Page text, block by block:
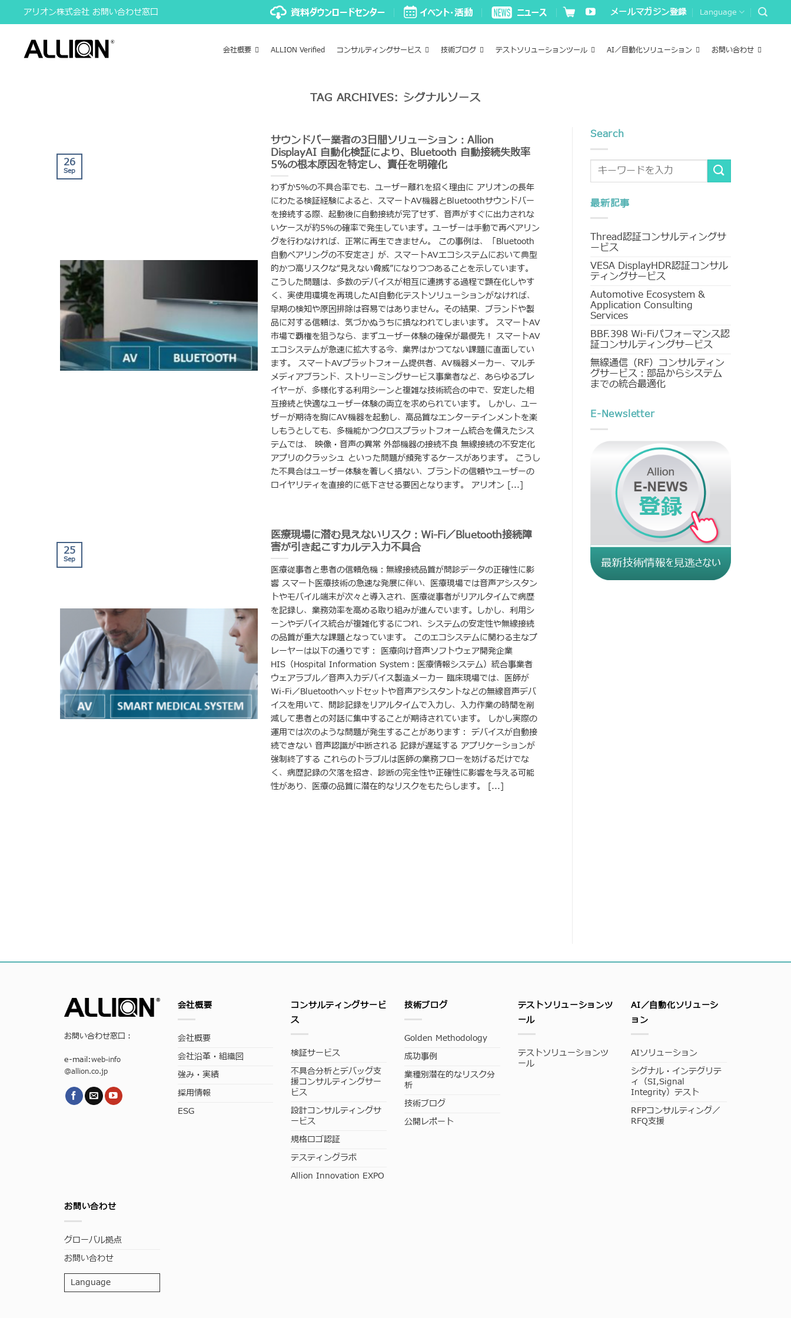
to
content
アリオン株式会社 お問い合わせ窓口 メールマガジン登録 Language
会社概要 ALLION Verified コンサルティングサービス 技術ブログ テストソリューションツール AI／自動化ソリューション お問い合わせ
TAG ARCHIVES: シグナルソース
サウンドバー業者の3日間ソリューション：Allion
DisplayAI 自動化検証により、Bluetooth 自動接続失敗率
5％の根本原因を特定し、責任を明確化
わずか5％の不具合率でも、ユーザー離れを招く理由に アリオンの長年
にわたる検証経験によると、スマートAV機器とBluetoothサウンドバー
を接続する際、起動後に自動接続が完了せず、音声がすぐに出力されな
いケースが約5％の確率で発生しています。ユーザーは手動で再ペアリン
グを行わなければ、正常に再生できません。 この事例は、「Bluetooth
自動ペアリングの不安定さ」が、スマートAVエコシステムにおいて典型
的かつ高リスクな“見えない脅威”になりつつあることを示しています。
こうした問題は、多数のデバイスが相互に連携する過程で顕在化しやす
く、実使用環境を再現したAI自動化テストソリューションがなければ、
早期の検知や原因排除は容易ではありません。その結果、ブランドや製
品に対する信頼は、気づかぬうちに損なわれてしまいます。 スマートAV
市場で覇権を狙うなら、まずユーザー体験の確保が最優先！ スマートAV
エコシステムが急速に拡大する今、業界はかつてない課題に直面してい
ます。 スマートAVプラットフォーム提供者、AV機器メーカー、マルチ
メディアブランド、ストリーミングサービス事業者など、あらゆるプレ
イヤーが、多様化する利用シーンと複雑な技術統合の中で、安定した相
互接続と快適なユーザー体験の両立を求められています。 しかし、ユー
ザーが期待を胸にAV機器を起動し、高品質なエンターテインメントを楽
しもうとしても、多機能かつクロスプラットフォーム統合を備えたシス
テムでは、 映像・音声の異常 外部機器の接続不良 無線接続の不安定化
アプリのクラッシュ といった問題が頻発するケースがあります。 こうし
た不具合はユーザー体験を著しく損ない、ブランドの信頼やユーザーの
ロイヤリティを直接的に低下させる要因となります。 アリオン [...]
26
Sep
医療現場に潜む見えないリスク：Wi-Fi／Bluetooth接続障
害が引き起こすカルテ入力不具合
医療従事者と患者の信頼危機：無線接続品質が問診データの正確性に影
響 スマート医療技術の急速な発展に伴い、医療現場では音声アシスタン
トやモバイル端末が次々と導入され、医療従事者がリアルタイムで病歴
を記録し、業務効率を高める取り組みが進んでいます。しかし、利用シ
ーンやデバイス統合が複雑化するにつれ、システムの安定性や無線接続
の品質が重大な課題となっています。 このエコシステムに関わる主なプ
レーヤーは以下の通りです： 医療向け音声ソフトウェア開発企業
HIS（Hospital Information System：医療情報システム）統合事業者
ウェアラブル／音声入力デバイス製造メーカー 臨床現場では、医師が
Wi-Fi／Bluetoothヘッドセットや音声アシスタントなどの無線音声デバ
イスを用いて、問診記録をリアルタイムで入力し、入力作業の時間を削
減して患者との対話に集中することが期待されています。 しかし実際の
運用では次のような問題が発生することがあります： デバイスが自動接
続できない 音声認識が中断される 記録が遅延する アプリケーションが
強制終了する これらのトラブルは医師の業務フローを妨げるだけでな
く、病歴記録の欠落を招き、診断の完全性や正確性に影響を与える可能
性があり、医療の品質に潜在的なリスクをもたらします。 [...]
25
Sep
Search
最新記事
Thread認証コンサルティングサ
ービス
VESA DisplayHDR認証コンサル
ティングサービス
Automotive Ecosystem &
Application Consulting
Services
BBF.398 Wi-Fiパフォーマンス認
証コンサルティングサービス
無線通信（RF）コンサルティン
グサービス：部品からシステム
までの統合最適化
E-Newsletter
お問い合わせ窓口：
e-mail:web-info
@allion.co.jp
会社概要
会社概要
会社沿革・組織図
強み・実績
採用情報
ESG
コンサルティングサービ
ス
検証サービス
不具合分析とデバッグ支
援コンサルティングサー
ビス
設計コンサルティングサ
ービス
規格ロゴ認証
テスティングラボ
Allion Innovation EXPO
技術ブログ
Golden Methodology
成功事例
業種別潜在的なリスク分
析
技術ブログ
公開レポート
テストソリューションツ
ール
テストソリューションツ
ール
AI／自動化ソリューシ
ョン
AIソリューション
シグナル・インテグリテ
ィ（SI,Signal
Integrity）テスト
RFPコンサルティング／
RFQ支援
お問い合わせ
グローバル拠点
お問い合わせ
Language